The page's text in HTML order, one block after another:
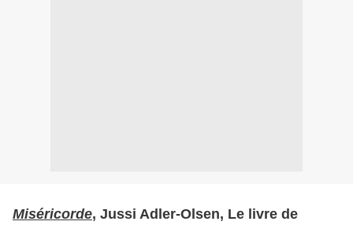
Miséricorde, Jussi Adler-Olsen, Le livre de